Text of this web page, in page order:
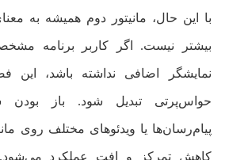
با این حال، مانیتور دوم همیشه به
بیشتر نیست. اگر کاربر برنامه
نمایشگر اضافی نداشته باشد، این
حواس‌پرتی تبدیل شود. باز بودن
پیام‌رسان‌ها یا ویدئوهای مختلف روی
کاهش تمرکز و افت عملکرد می‌شود.